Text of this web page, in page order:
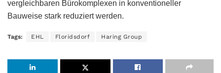
vergleichbaren Bürokomplexen in konventioneller
Bauweise stark reduziert werden.
Tags: EHL Floridsdorf Haring Group